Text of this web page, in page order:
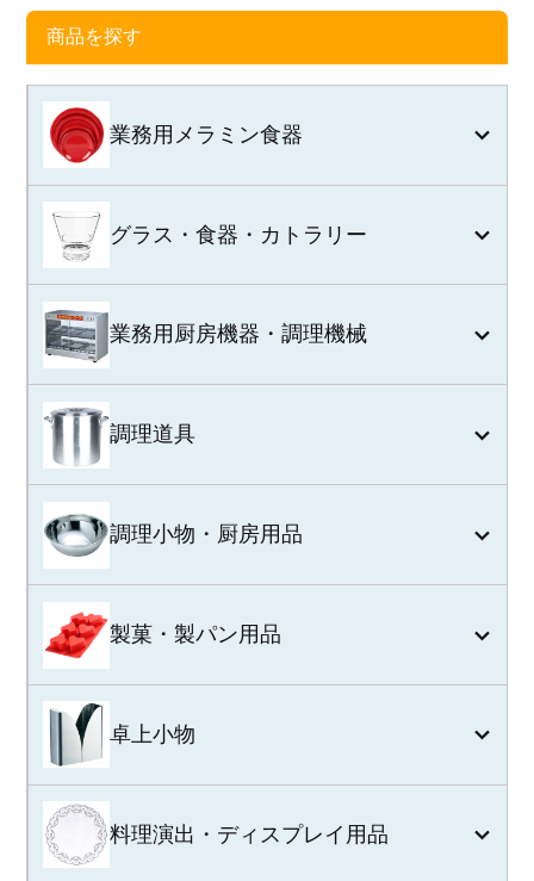
商品を探す
業務用メラミン食器
グラス・食器・カトラリー
業務用厨房機器・調理機械
調理道具
調理小物・厨房用品
製菓・製パン用品
卓上小物
料理演出・ディスプレイ用品